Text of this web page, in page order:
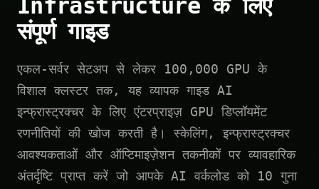
Infrastructure के लिए
संपूर्ण गाइड
एकल-सर्वर सेटअप से लेकर 100,000 GPU के
विशाल क्लस्टर तक, यह व्यापक गाइड AI
इन्फ्रास्ट्रक्चर के लिए एंटरप्राइज़ GPU डिप्लॉयमेंट
रणनीतियों की खोज करती है। स्केलिंग, इन्फ्रास्ट्रक्चर
आवश्यकताओं और ऑप्टिमाइज़ेशन तकनीकों पर व्यावहारिक
अंतर्दृष्टि प्राप्त करें जो आपके AI वर्कलोड को 10 गुना